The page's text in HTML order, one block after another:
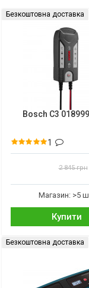
Безкоштовна доставка
Bosch C3
1
2 845 грн
Магазин: >5
Купити
Безкоштовна доставка